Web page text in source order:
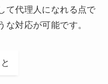
て代理人になれる点で
な対応が可能です。